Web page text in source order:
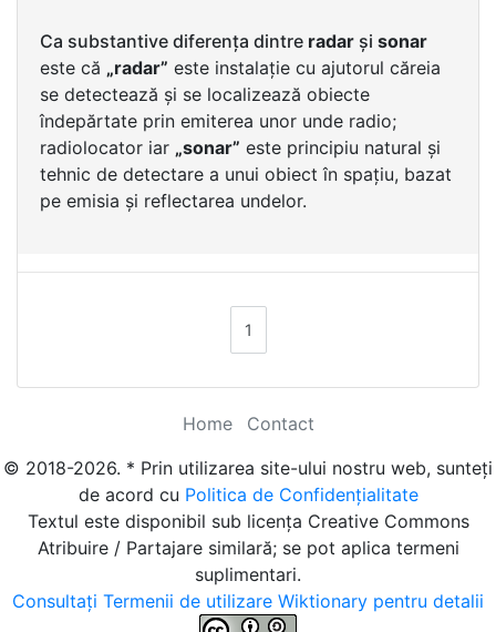
Ca substantive diferența dintre radar și sonar
este că „radar” este instalație cu ajutorul căreia
se detectează și se localizează obiecte
îndepărtate prin emiterea unor unde radio;
radiolocator iar „sonar” este principiu natural și
tehnic de detectare a unui obiect în spațiu, bazat
pe emisia și reflectarea undelor.
1
Home
Contact
© 2018-2026. * Prin utilizarea site-ului nostru web, sunteți
de acord cu Politica de Confidențialitate
Textul este disponibil sub licența Creative Commons
Atribuire / Partajare similară; se pot aplica termeni
suplimentari.
Consultați Termenii de utilizare Wiktionary pentru detalii